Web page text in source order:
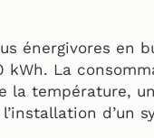
énergivores en
kWh. La
la température,
d’un